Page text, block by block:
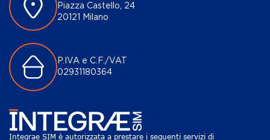
Piazza Castello, 24
20121 Milano
P.IVA e C.F./VAT
02931180364
Integrae SIM è autorizzata a prestare i seguenti servizi di